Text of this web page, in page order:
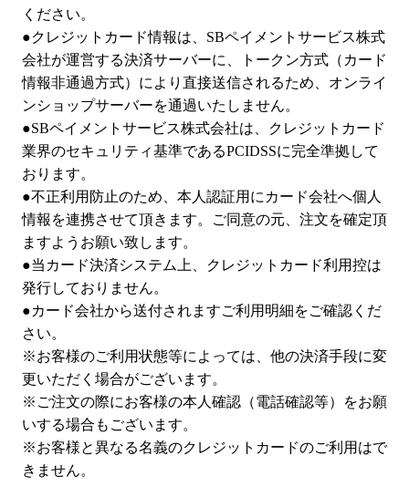
ください。
●クレジットカード情報は、SBペイメントサービス株式
会社が運営する決済サーバーに、トークン方式（カード
情報非通過方式）により直接送信されるため、オンライ
ンショップサーバーを通過いたしません。
●SBペイメントサービス株式会社は、クレジットカード
業界のセキュリティ基準であるPCIDSSに完全準拠して
おります。
●不正利用防止のため、本人認証用にカード会社へ個人
情報を連携させて頂きます。ご同意の元、注文を確定頂
ますようお願い致します。
●当カード決済システム上、クレジットカード利用控は
発行しておりません。
●カード会社から送付されますご利用明細をご確認くだ
さい。
※お客様のご利用状態等によっては、他の決済手段に変
更いただく場合がございます。
※ご注文の際にお客様の本人確認（電話確認等）をお願
いする場合もございます。
※お客様と異なる名義のクレジットカードのご利用はで
きません。